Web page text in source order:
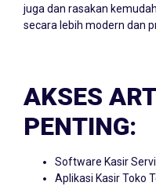
juga dan rasakan
secara lebih modern dan
AKSES
PENTING:
Software Kasir
Aplikasi Kasir Toko